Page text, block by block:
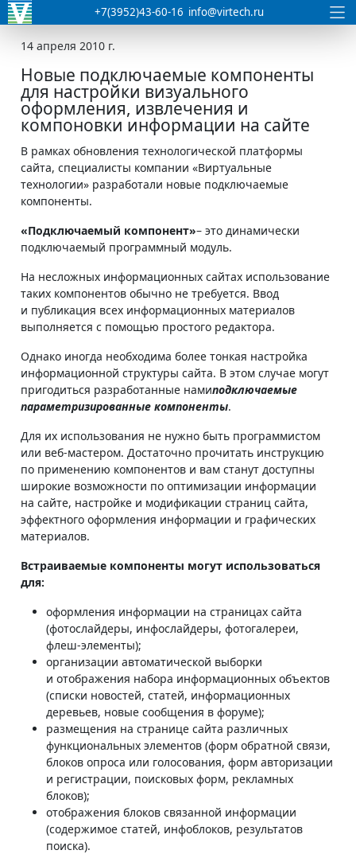
+7(3952)43-60-16 info@virtech.ru
14 апреля 2010 г.
Новые подключаемые компоненты
для настройки визуального
оформления, извлечения и
компоновки информации на сайте
В рамках обновления технологической платформы
сайта, специалисты компании «Виртуальные
технологии» разработали новые подключаемые
компоненты.
«Подключаемый компонент»– это динамически
подключаемый программный модуль.
На несложных информационных сайтах использование
таких компонентов обычно не требуется. Ввод
и публикация всех информационных материалов
выполняется с помощью простого редактора.
Однако иногда необходима более тонкая настройка
информационной структуры сайта. В этом случае могут
пригодиться разработанные намиподключаемые
параметризированные компоненты.
Для их использования не нужно быть программистом
или веб-мастером. Достаточно прочитать инструкцию
по применению компонентов и вам станут доступны
широкие возможности по оптимизации информации
на сайте, настройке и модификации страниц сайта,
эффектного оформления информации и графических
материалов.
Встраиваемые компоненты могут использоваться
для:
оформления информации на страницах сайта
(фотослайдеры, инфослайдеры, фотогалереи,
флеш-элементы);
организации автоматической выборки
и отображения набора информационных объектов
(списки новостей, статей, информационных
деревьев, новые сообщения в форуме);
размещения на странице сайта различных
функциональных элементов (форм обратной связи,
блоков опроса или голосования, форм авторизации
и регистрации, поисковых форм, рекламных
блоков);
отображения блоков связанной информации
(содержимое статей, инфоблоков, результатов
поиска).